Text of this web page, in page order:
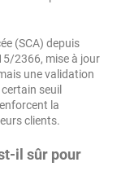
(SCA) depuis
2366, mise à jour
une validation
seuil
la
clients.
il sûr pour